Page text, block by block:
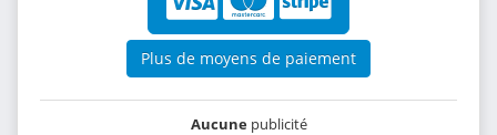
Plus de moyens de paiement
Aucunepublicité